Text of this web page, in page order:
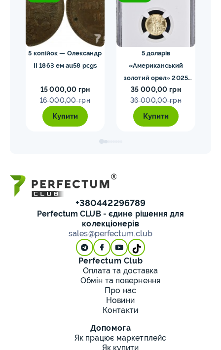
5 копійок — Олександр
II 1863 ем au58 pcgs
15 000,00 грн
16 000,00 грн
Купити
5 доларів
«Американський
золотий орел» 2025
MS70 NGC орел тип2
35 000,00 грн
36 000,00 грн
Купити
+380442296789
Perfectum CLUB - єдине рішення для
колекціонерів
sales@perfectum.club
Perfectum Club
Оплата та доставка
Обмін та повернення
Про нас
Новини
Контакти
Допомога
Як працює маркетплейс
Як купити